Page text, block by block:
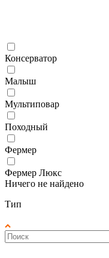
Консерватор
Малыш
Мультиповар
Походный
Фермер
Фермер Люкс
Ничего не найдено
Тип